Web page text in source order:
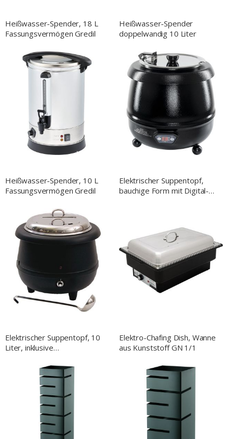
Heißwasser-Spender, 18 L
Fassungsvermögen Gredil
Heißwasser-Spender
doppelwandig 10 Liter
Heißwasser-Spender, 10 L
Fassungsvermögen Gredil
Elektrischer Suppentopf,
bauchige Form mit Digital-
Elektrischer Suppentopf, 10
Liter, inklusive
Elektro-Chafing Dish, Wanne
aus Kunststoff GN 1/1